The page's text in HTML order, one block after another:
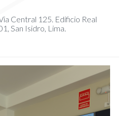
Central 125. Edificio Real
San Isidro, Lima.